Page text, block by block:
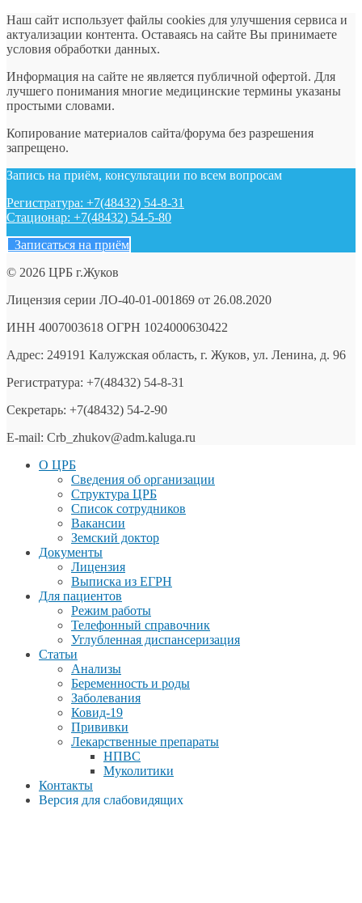
Наш сайт использует файлы cookies для улучшения сервиса и
актуализации контента. Оставаясь на сайте Вы принимаете
условия обработки данных.
Информация на сайте не является публичной офертой. Для
лучшего понимания многие медицинские термины указаны
простыми словами.
Копирование материалов сайта/форума без разрешения
запрещено.
Запись на приём, консультации по всем вопросам
Регистратура: +7(48432) 54-8-31
Стационар: +7(48432) 54-5-80
Записаться на приём
© 2026 ЦРБ г.Жуков
Лицензия серии ЛО-40-01-001869 от 26.08.2020
ИНН 4007003618 ОГРН 1024000630422
Адрес: 249191 Калужская область, г. Жуков, ул. Ленина, д. 96
Регистратура: +7(48432) 54-8-31
Секретарь: +7(48432) 54-2-90
E-mail: Crb_zhukov@adm.kaluga.ru
О ЦРБ
Сведения об организации
Структура ЦРБ
Список сотрудников
Вакансии
Земский доктор
Документы
Лицензия
Выписка из ЕГРН
Для пациентов
Режим работы
Телефонный справочник
Углубленная диспансеризация
Статьи
Анализы
Беременность и роды
Заболевания
Ковид-19
Прививки
Лекарственные препараты
НПВС
Муколитики
Контакты
Версия для слабовидящих